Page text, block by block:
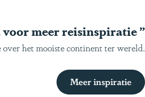
meer reisinspiratie”
het mooiste continent ter wereld.
Meer inspiratie